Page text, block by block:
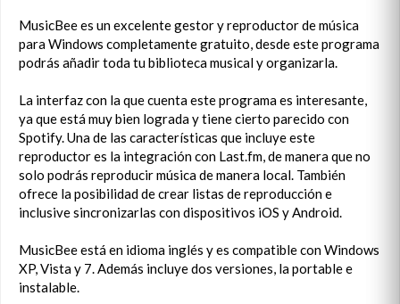
MusicBee es un excelente gestor y reproductor de música
para Windows completamente gratuito, desde este programa
podrás añadir toda tu biblioteca musical y organizarla.
La interfaz con la que cuenta este programa es interesante,
ya que está muy bien lograda y tiene cierto parecido con
Spotify. Una de las características que incluye este
reproductor es la integración con Last.fm, de manera que no
solo podrás reproducir música de manera local. También
ofrece la posibilidad de crear listas de reproducción e
inclusive sincronizarlas con dispositivos iOS y Android.
MusicBee está en idioma inglés y es compatible con Windows
XP, Vista y 7. Además incluye dos versiones, la portable e
instalable.